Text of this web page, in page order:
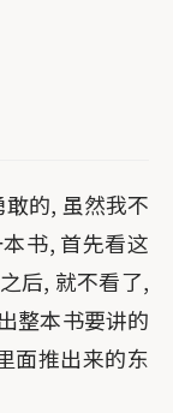
的, 虽然我不
书, 首先看这
后, 就不看了,
整本书要讲的
面推出来的东